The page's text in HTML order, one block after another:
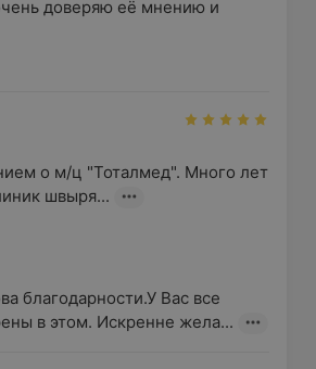
доверяю её мнению и
о м/ц "Тоталмед". Много лет
швыря...
благодарности.У Вас все
в этом. Искренне жела...